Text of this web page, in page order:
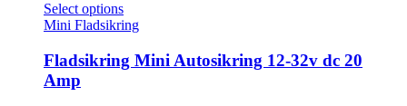
Select options
Mini Fladsikring
Fladsikring Mini Autosikring 12-32v dc 20
Amp